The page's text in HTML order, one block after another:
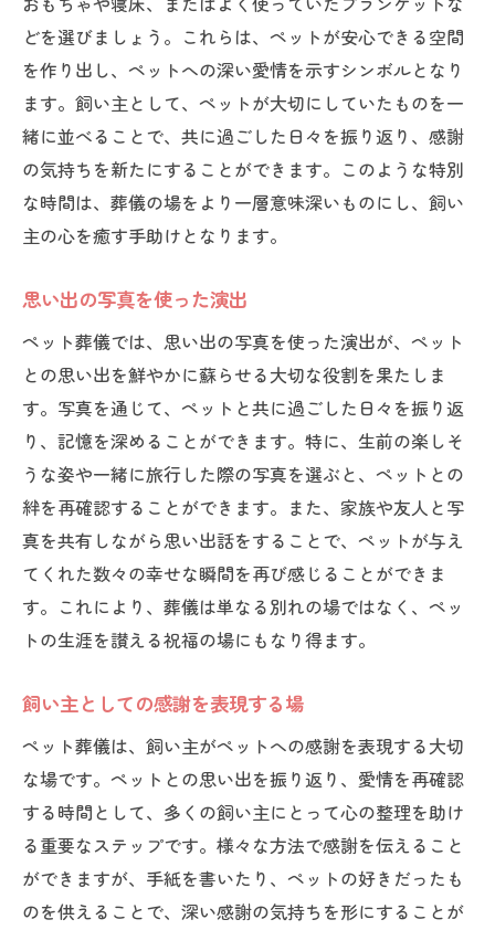
どを選びましょう。これらは、ペットが安心できる空間
を作り出し、ペットへの深い愛情を示すシンボルとなり
ます。飼い主として、ペットが大切にしていたものを一
緒に並べることで、共に過ごした日々を振り返り、感謝
の気持ちを新たにすることができます。このような特別
な時間は、葬儀の場をより一層意味深いものにし、飼い
主の心を癒す手助けとなります。
思い出の写真を使った演出
ペット葬儀では、思い出の写真を使った演出が、ペット
との思い出を鮮やかに蘇らせる大切な役割を果たしま
す。写真を通じて、ペットと共に過ごした日々を振り返
り、記憶を深めることができます。特に、生前の楽しそ
うな姿や一緒に旅行した際の写真を選ぶと、ペットとの
絆を再確認することができます。また、家族や友人と写
真を共有しながら思い出話をすることで、ペットが与え
てくれた数々の幸せな瞬間を再び感じることができま
す。これにより、葬儀は単なる別れの場ではなく、ペッ
トの生涯を讃える祝福の場にもなり得ます。
飼い主としての感謝を表現する場
ペット葬儀は、飼い主がペットへの感謝を表現する大切
な場です。ペットとの思い出を振り返り、愛情を再確認
する時間として、多くの飼い主にとって心の整理を助け
る重要なステップです。様々な方法で感謝を伝えること
ができますが、手紙を書いたり、ペットの好きだったも
のを供えることで、深い感謝の気持ちを形にすることが